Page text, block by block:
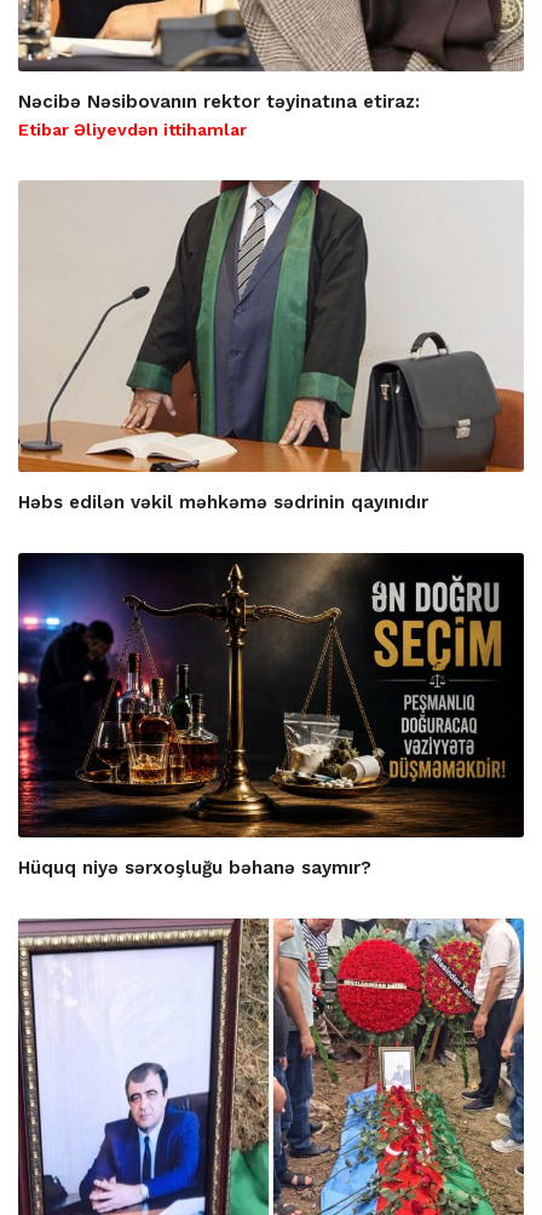
Nəcibə Nəsibovanın rektor təyinatına etiraz:
Etibar Əliyevdən ittihamlar
Həbs edilən vəkil məhkəmə sədrinin qayınıdır
Hüquq niyə sərxoşluğu bəhanə saymır?